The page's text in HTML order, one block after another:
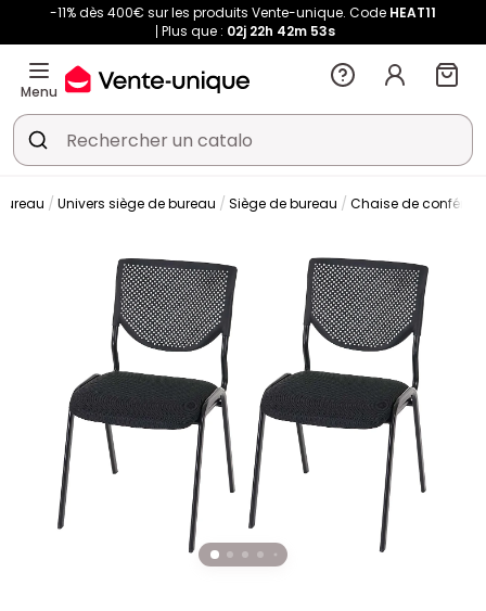
-11% dès 400€ sur les produits Vente-unique. Code HEAT11
Plus que : 02j 22h 42m 53s
Menu
Univers siège de bureau Siège de bureau Chaise de